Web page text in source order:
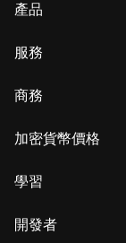
產品
服務
商務
加密貨幣價格
學習
開發者